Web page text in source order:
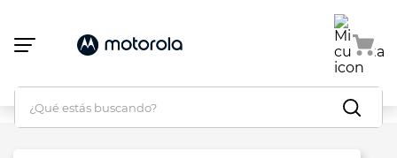
sitio
cuenta
un
sistema
¿Qué estás buscando?